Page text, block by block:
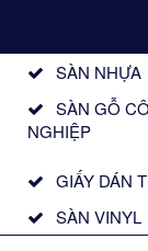
SÀN NHỰA
SÀN GỖ
NGHIỆP
GIẤY DÁN
SÀN VINYL